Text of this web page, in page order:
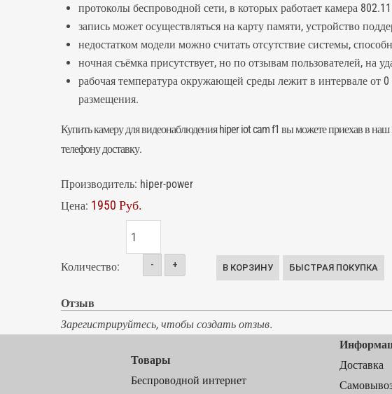
протоколы беспроводной сети, в которых работает камера
запись может осуществляться на карту памяти, устройство
недостатком модели можно считать отсутствие системы,
ночная съёмка присутствует, но по отзывам пользователей, на
рабочая температура окружающей среды лежит в интервале от
размещения.
Купитькамеру для видеонаблюденияhiper iot cam f1 вы можете приехав в наш
телефону доставку.
Производитель: hiper-power
Цена: 1950 Руб.
Количество: - +
Отзыв
Зарегистрируйтесь, чтобы создать отзыв.
Товары
Беспроводной интернет
Доставка